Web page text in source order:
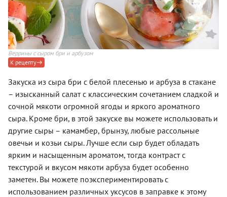
Веррины с сыром бри и арбузом
К рецепту
Закуска из сыра бри с белой плесенью и арбуза в стакане
– изысканный салат с классическим сочетанием сладкой и
сочной мякоти огромной ягоды и яркого ароматного
сыра. Кроме бри, в этой закуске вы можете использовать и
другие сыры – камамбер, брынзу, любые рассольные
овечьи и козьи сыры. Лучше если сыр будет обладать
ярким и насыщенным ароматом, тогда контраст с
текстурой и вкусом мякоти арбуза будет особенно
заметен. Вы можете поэкспериментировать с
использованием различных уксусов в заправке к этому